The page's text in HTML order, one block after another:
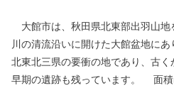
大館市は、秋田県北東部出羽山地
川の清流沿いに開けた大館盆地に
北東北三県の要衝の地であり、古
早期の遺跡も残っています。 面積